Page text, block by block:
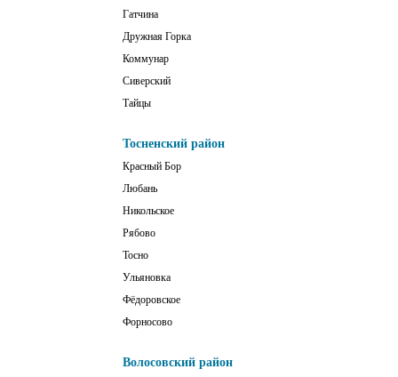
Гатчина
Дружная Горка
Коммунар
Сиверский
Тайцы
Тосненский район
Красный Бор
Любань
Никольское
Рябово
Тосно
Ульяновка
Фёдоровское
Форносово
Волосовский район